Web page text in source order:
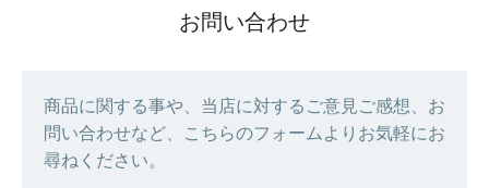
お問い合わせ
商品に関する事や、当店に対するご意見ご感想、お
問い合わせなど、こちらのフォームよりお気軽にお
尋ねください。